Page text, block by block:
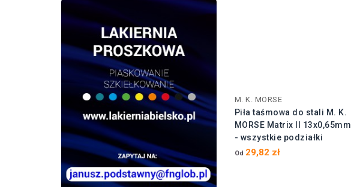
M. K. MORSE
Piła taśmowa do stali M. K.
MORSE Matrix II 13x0,65mm
- wszystkie podziałki
Od 29,82 zł